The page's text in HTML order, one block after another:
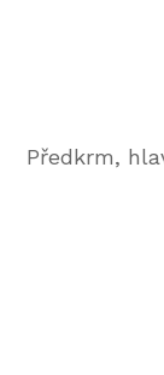
Předkrm,